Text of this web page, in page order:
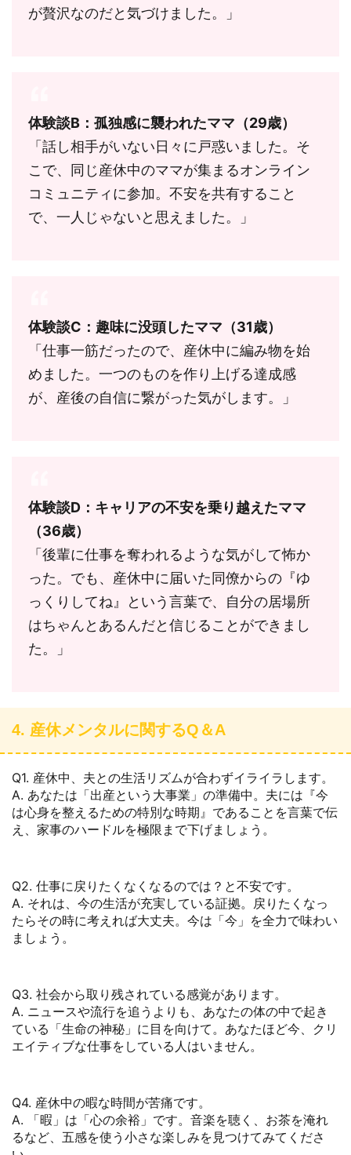
が贅沢なのだと気づけました。」
体験談B：孤独感に襲われたママ（29歳）
「話し相手がいない日々に戸惑いました。そ
こで、同じ産休中のママが集まるオンライン
コミュニティに参加。不安を共有すること
で、一人じゃないと思えました。」
体験談C：趣味に没頭したママ（31歳）
「仕事一筋だったので、産休中に編み物を始
めました。一つのものを作り上げる達成感
が、産後の自信に繋がった気がします。」
体験談D：キャリアの不安を乗り越えたママ
（36歳）
「後輩に仕事を奪われるような気がして怖か
った。でも、産休中に届いた同僚からの『ゆ
っくりしてね』という言葉で、自分の居場所
はちゃんとあるんだと信じることができまし
た。」
4. 産休メンタルに関するQ＆A
Q1. 産休中、夫との生活リズムが合わずイライラします。
A. あなたは「出産という大事業」の準備中。夫には『今
は心身を整えるための特別な時期』であることを言葉で伝
え、家事のハードルを極限まで下げましょう。
Q2. 仕事に戻りたくなくなるのでは？と不安です。
A. それは、今の生活が充実している証拠。戻りたくなっ
たらその時に考えれば大丈夫。今は「今」を全力で味わい
ましょう。
Q3. 社会から取り残されている感覚があります。
A. ニュースや流行を追うよりも、あなたの体の中で起き
ている「生命の神秘」に目を向けて。あなたほど今、クリ
エイティブな仕事をしている人はいません。
Q4. 産休中の暇な時間が苦痛です。
A. 「暇」は「心の余裕」です。音楽を聴く、お茶を淹れ
るなど、五感を使う小さな楽しみを見つけてみてくださ